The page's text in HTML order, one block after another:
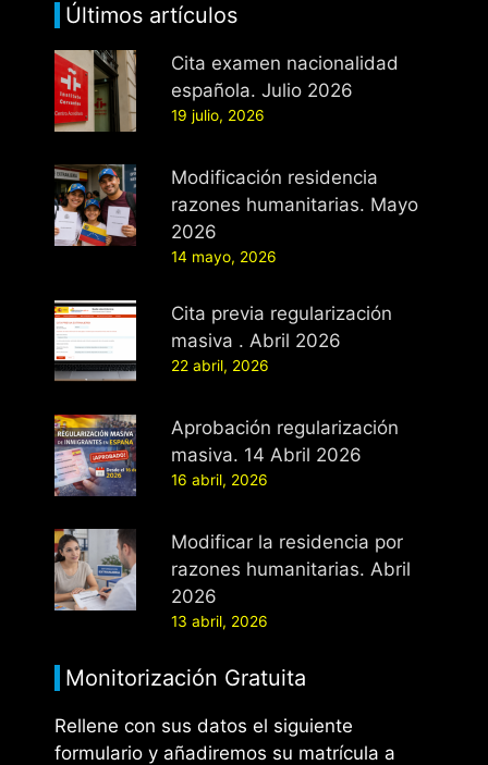
Últimos artículos
Cita examen nacionalidad
española. Julio 2026
19 julio, 2026
Modificación residencia
razones humanitarias. Mayo
2026
14 mayo, 2026
Cita previa regularización
masiva . Abril 2026
22 abril, 2026
Aprobación regularización
masiva. 14 Abril 2026
16 abril, 2026
Modificar la residencia por
razones humanitarias. Abril
2026
13 abril, 2026
Monitorización Gratuita
Rellene con sus datos el siguiente
formulario y añadiremos su matrícula a